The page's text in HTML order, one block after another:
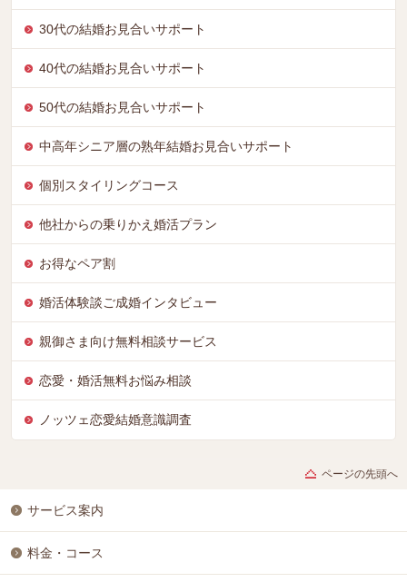
30代の結婚お見合いサポート
40代の結婚お見合いサポート
50代の結婚お見合いサポート
中高年シニア層の熟年結婚お見合いサポート
個別スタイリングコース
他社からの乗りかえ婚活プラン
お得なペア割
婚活体験談ご成婚インタビュー
親御さま向け無料相談サービス
恋愛・婚活無料お悩み相談
ノッツェ恋愛結婚意識調査
ページの先頭へ
サービス案内
料金・コース